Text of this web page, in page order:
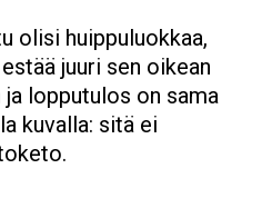
olisi huippuluokkaa,
juuri sen oikean
lopputulos on sama
kuvalla: sitä ei